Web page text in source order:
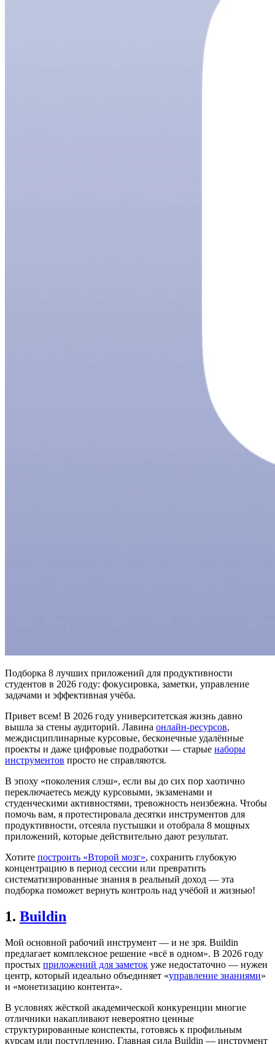
Подборка 8 лучших приложений для продуктивности
студентов в 2026 году: фокусировка, заметки, управление
задачами и эффективная учёба.
Привет всем! В 2026 году университетская жизнь давно
вышла за стены аудиторий. Лавина онлайн-ресурсов,
междисциплинарные курсовые, бесконечные удалённые
проекты и даже цифровые подработки — старые наборы
инструментов просто не справляются.
В эпоху «поколения слэш», если вы до сих пор хаотично
переключаетесь между курсовыми, экзаменами и
студенческими активностями, тревожность неизбежна. Чтобы
помочь вам, я протестировала десятки инструментов для
продуктивности, отсеяла пустышки и отобрала 8 мощных
приложений, которые действительно дают результат.
Хотите построить «Второй мозг», сохранить глубокую
концентрацию в период сессии или превратить
систематизированные знания в реальный доход — эта
подборка поможет вернуть контроль над учёбой и жизнью!
1. Buildin
Мой основной рабочий инструмент — и не зря. Buildin
предлагает комплексное решение «всё в одном». В 2026 году
простых приложений для заметок уже недостаточно — нужен
центр, который идеально объединяет «управление знаниями»
и «монетизацию контента».
В условиях жёсткой академической конкуренции многие
отличники накапливают невероятно ценные
структурированные конспекты, готовясь к профильным
курсам или поступлению. Главная сила Buildin — инструмент